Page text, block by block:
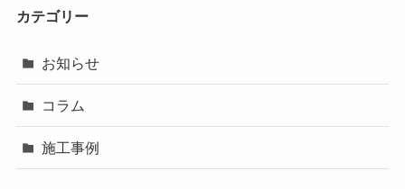
カテゴリー
お知らせ
コラム
施工事例